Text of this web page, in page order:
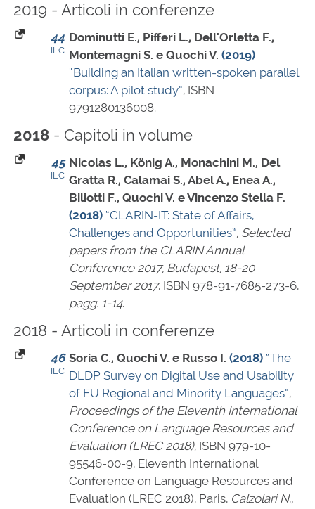
2019 - Articoli in conferenze
44
ILC
Dominutti E., Pifferi L., Dell'Orletta F.,
Montemagni S. e Quochi V. (2019)
“Building an Italian written-spoken parallel
corpus: A pilot study”, ISBN
9791280136008.
2018 - Capitoli in volume
45
ILC
Nicolas L., König A., Monachini M., Del
Gratta R., Calamai S., Abel A., Enea A.,
Biliotti F., Quochi V. e Vincenzo Stella F.
(2018) “CLARIN-IT: State of Affairs,
Challenges and Opportunities”, Selected
papers from the CLARIN Annual
Conference 2017, Budapest, 18-20
September 2017, ISBN 978-91-7685-273-6,
pagg. 1-14.
2018 - Articoli in conferenze
46
ILC
Soria C., Quochi V. e Russo I. (2018) “The
DLDP Survey on Digital Use and Usability
of EU Regional and Minority Languages”,
Proceedings of the Eleventh International
Conference on Language Resources and
Evaluation (LREC 2018), ISBN 979-10-
95546-00-9, Eleventh International
Conference on Language Resources and
Evaluation (LREC 2018), Paris, Calzolari N.,